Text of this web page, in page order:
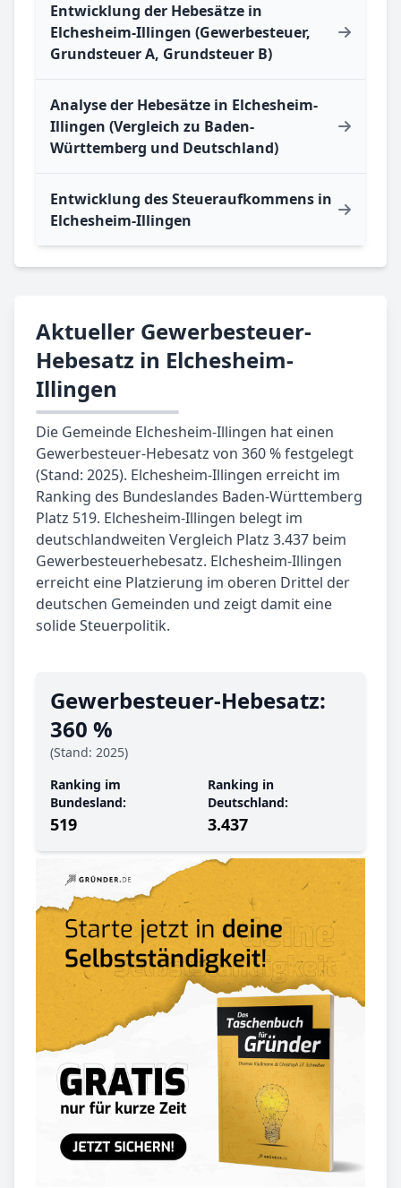
Entwicklung der Hebesätze in
Elchesheim-Illingen (Gewerbesteuer,
Grundsteuer A, Grundsteuer B)
Analyse der Hebesätze in Elchesheim-
Illingen (Vergleich zu Baden-
Württemberg und Deutschland)
Entwicklung des Steueraufkommens in
Elchesheim-Illingen
Aktueller Gewerbesteuer-
Hebesatz in Elchesheim-
Illingen
Die Gemeinde Elchesheim-Illingen hat einen
Gewerbesteuer-Hebesatz von 360 % festgelegt
(Stand: 2025). Elchesheim-Illingen erreicht im
Ranking des Bundeslandes Baden-Württemberg
Platz 519. Elchesheim-Illingen belegt im
deutschlandweiten Vergleich Platz 3.437 beim
Gewerbesteuerhebesatz. Elchesheim-Illingen
erreicht eine Platzierung im oberen Drittel der
deutschen Gemeinden und zeigt damit eine
solide Steuerpolitik.
Gewerbe­steuer-Hebe­satz:
360 %
(Stand: 2025)
Ranking im
Bundesland:
519
Ranking in
Deutschland:
3.437